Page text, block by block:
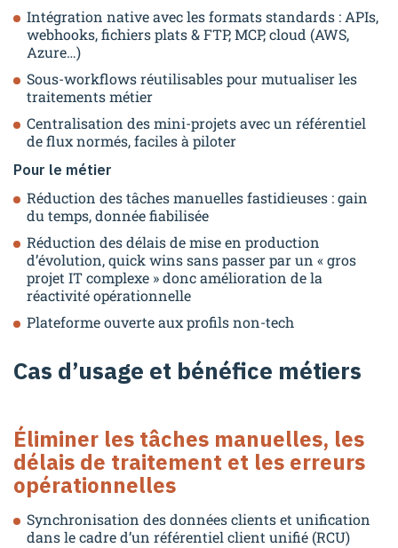
Intégration native avec les formats standards : APIs,
webhooks, fichiers plats & FTP, MCP, cloud (AWS,
Azure…)
Sous-workflows réutilisables pour mutualiser les
traitements métier
Centralisation des mini-projets avec un référentiel
de flux normés, faciles à piloter
Pour le métier
Réduction des tâches manuelles fastidieuses : gain
du temps, donnée fiabilisée
Réduction des délais de mise en production
d’évolution, quick wins sans passer par un « gros
projet IT complexe » donc amélioration de la
réactivité opérationnelle
Plateforme ouverte aux profils non-tech
Cas d’usage et bénéfice métiers
Éliminer les tâches manuelles, les
délais de traitement et les erreurs
opérationnelles
Synchronisation des données clients et unification
dans le cadre d’un référentiel client unifié (RCU)